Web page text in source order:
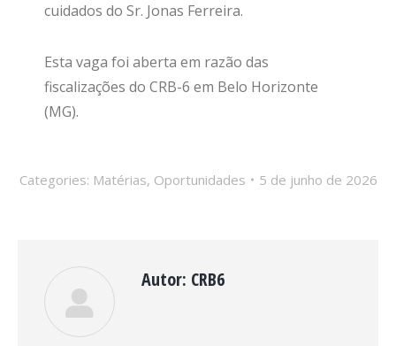
cuidados do Sr. Jonas Ferreira.
Esta vaga foi aberta em razão das
fiscalizações do CRB-6 em Belo Horizonte
(MG).
Categories: Matérias, Oportunidades 5 de junho de 2026
Autor: CRB6